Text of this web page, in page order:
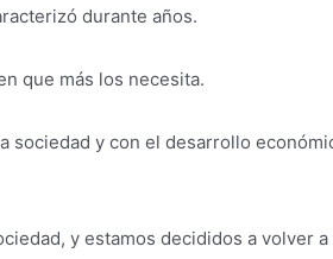
durante años.
que más los necesita.
sociedad y con el desarrollo
y estamos decididos a volver